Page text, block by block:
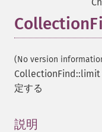
(No version
CollectionFind::limit
定する
説明